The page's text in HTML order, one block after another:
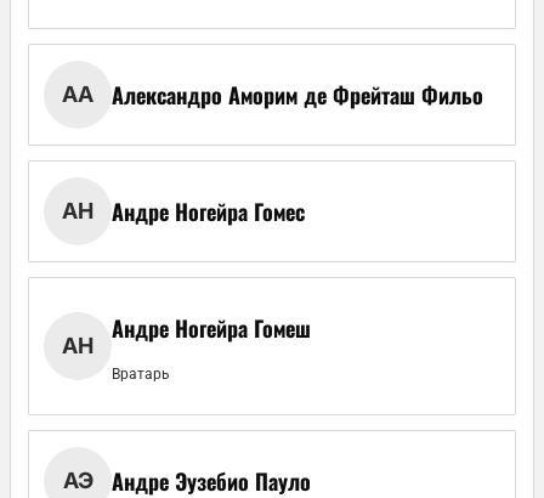
АА Александро Аморим де Фрейташ Фильо
АН Андре Ногейра Гомес
АН
Андре Ногейра Гомеш
Вратарь
АЭ Андре Эузебио Пауло